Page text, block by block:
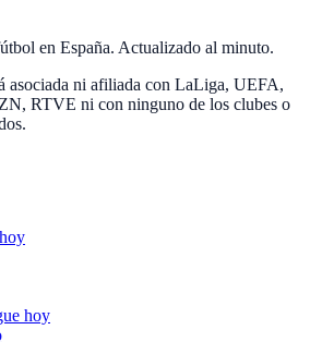
en España. Actualizado al minuto.
asociada ni afiliada con LaLiga, UEFA,
RTVE ni con ninguno de los clubes o
hoy